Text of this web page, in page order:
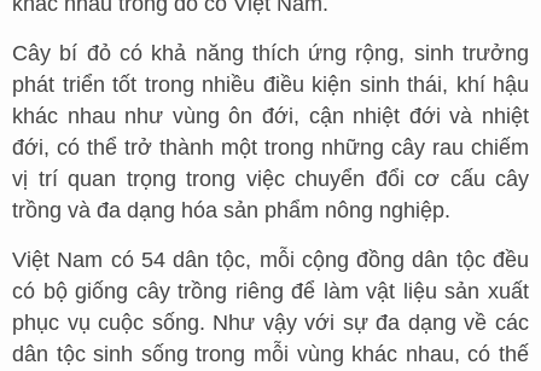
Cây bí đỏ có khả năng thích ứng rộng, sinh trưởng
phát triển tốt trong nhiều điều kiện sinh thái, khí hậu
khác nhau như vùng ôn đới, cận nhiệt đới và nhiệt
đới, có thể trở thành một trong những cây rau chiếm
vị trí quan trọng trong việc chuyển đổi cơ cấu cây
trồng và đa dạng hóa sản phẩm nông nghiệp.
Việt Nam có 54 dân tộc, mỗi cộng đồng dân tộc đều
có bộ giống cây trồng riêng để làm vật liệu sản xuất
phục vụ cuộc sống. Như vậy với sự đa dạng về các
dân tộc sinh sống trong mỗi vùng khác nhau, có thế